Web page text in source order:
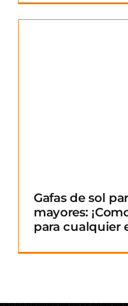
Gafas de sol
mayores:
para cualquier